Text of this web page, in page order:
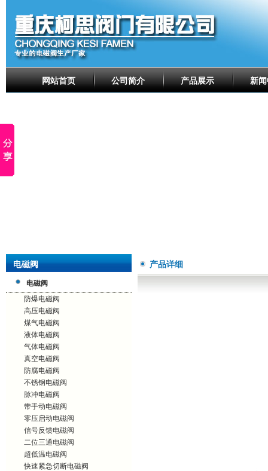
网站首页 公司简介 产品展示 新
电磁阀
电磁阀
防爆电磁阀
高压电磁阀
煤气电磁阀
液体电磁阀
气体电磁阀
真空电磁阀
防腐电磁阀
不锈钢电磁阀
脉冲电磁阀
带手动电磁阀
零压启动电磁阀
信号反馈电磁阀
二位三通电磁阀
超低温电磁阀
快速紧急切断电磁阀
产品详细